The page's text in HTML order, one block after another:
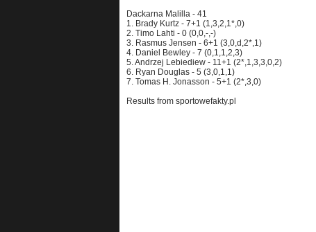
Dackarna Malilla - 41
1. Brady Kurtz - 7+1 (1,3,2,1*,0)
2. Timo Lahti - 0 (0,0,-,-)
3. Rasmus Jensen - 6+1 (3,0,d,2*,1)
4. Daniel Bewley - 7 (0,1,1,2,3)
5. Andrzej Lebiediew - 11+1 (2*,1,3,3,0,2)
6. Ryan Douglas - 5 (3,0,1,1)
7. Tomas H. Jonasson - 5+1 (2*,3,0)
Results from sportowefakty.pl